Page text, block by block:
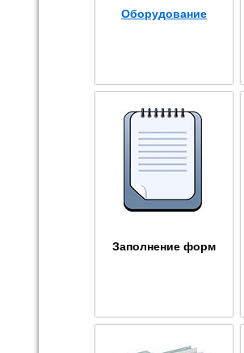
Оборудование
Заполнение форм